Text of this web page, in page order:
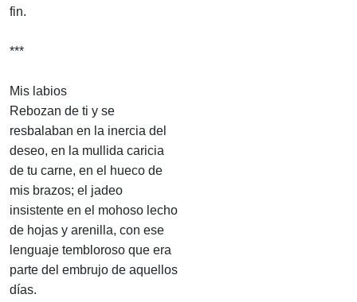
fin.
***
Mis labios
Rebozan de ti y se
resbalaban en la inercia del
deseo, en la mullida caricia
de tu carne, en el hueco de
mis brazos; el jadeo
insistente en el mohoso lecho
de hojas y arenilla, con ese
lenguaje tembloroso que era
parte del embrujo de aquellos
días.